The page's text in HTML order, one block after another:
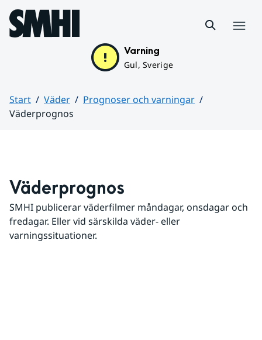
Hoppa till sidans innehåll
Varning
Gul, Sverige
Start Väder
Prognoser och varningar
Väderprognos
Väderprognos
SMHI publicerar väderfilmer måndagar, onsdagar och
fredagar. Eller vid särskilda väder- eller
varningssituationer.